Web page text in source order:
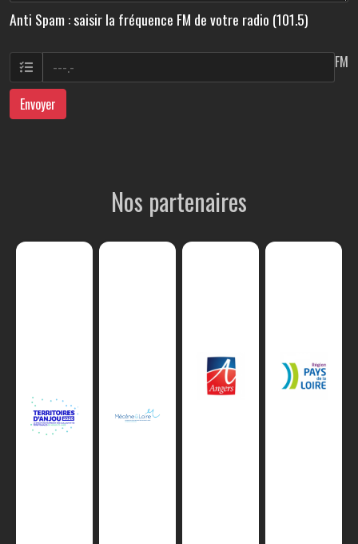
Anti Spam : saisir la fréquence FM de votre radio (101.5)
FM
Envoyer
Nos partenaires